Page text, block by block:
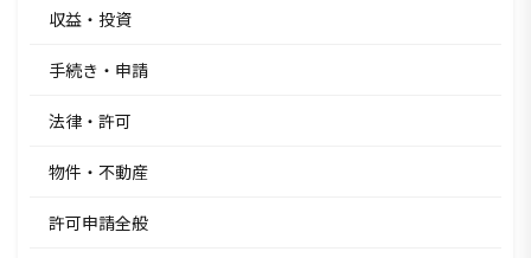
収益・投資
手続き・申請
法律・許可
物件・不動産
許可申請全般